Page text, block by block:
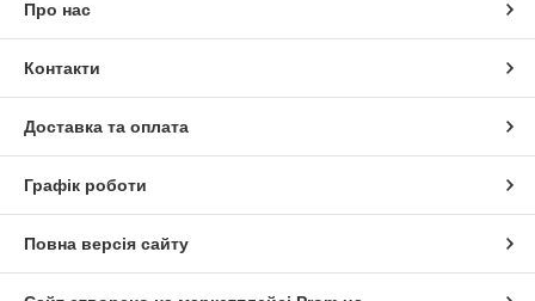
Про нас
Контакти
Доставка та оплата
Графік роботи
Повна версія сайту